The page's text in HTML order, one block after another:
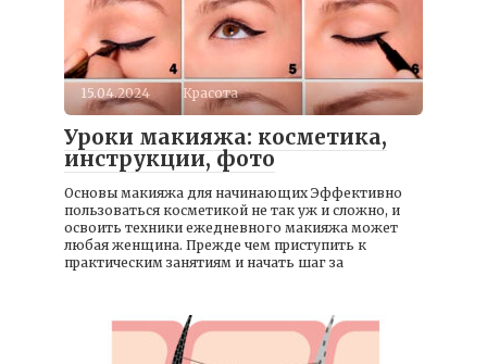
15.04.2024 Красота
Уроки макияжа: косметика,
инструкции, фото
Основы макияжа для начинающих Эффективно
пользоваться косметикой не так уж и сложно, и
освоить техники ежедневного макияжа может
любая женщина. Прежде чем приступить к
практическим занятиям и начать шаг за